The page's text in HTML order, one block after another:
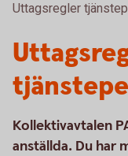
Uttagsregler
Kollektivavtalen
anställda. Du har